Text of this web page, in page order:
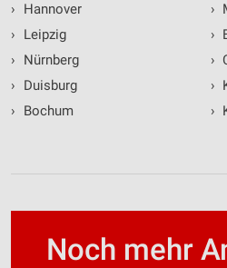
›
Hannover
›
Leipzig
›
Nürnberg
›
Duisburg
›
Bochum
›
›
›
›
›
Noch mehr